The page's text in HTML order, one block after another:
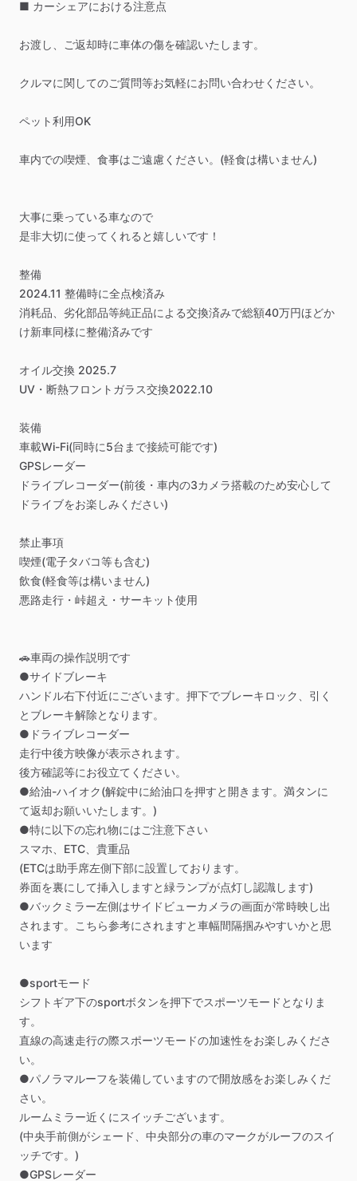
■ カーシェアにおける注意点
お渡し、ご返却時に車体の傷を確認いたします。
クルマに関してのご質問等お気軽にお問い合わせください。
ペット利用OK
車内での喫煙、食事はご遠慮ください。(軽食は構いません)
大事に乗っている車なので
是非大切に使ってくれると嬉しいです‍！
整備
2024.11 整備時に全点検済み
消耗品、劣化部品等純正品による交換済みで総額40万円ほどか
け新車同様に整備済みです
オイル交換 2025.7
UV・断熱フロントガラス交換2022.10
装備
車載Wi-Fi(同時に5台まで接続可能です)
GPSレーダー
ドライブレコーダー(前後・車内の3カメラ搭載のため安心して
ドライブをお楽しみください)
禁止事項
喫煙(電子タバコ等も含む)
飲食(軽食等は構いません)
悪路走行・峠超え・サーキット使用
🚗車両の操作説明です
●サイドブレーキ
ハンドル右下付近にございます。押下でブレーキロック、引く
とブレーキ解除となります。
●ドライブレコーダー
走行中後方映像が表示されます。
後方確認等にお役立てください。
●給油-ハイオク(解錠中に給油口を押すと開きます。満タンに
て返却お願いいたします。)
●特に以下の忘れ物にはご注意下さい
スマホ、ETC、貴重品
(ETCは助手席左側下部に設置しております。
券面を裏にして挿入しますと緑ランプが点灯し認識します)
●バックミラー左側はサイドビューカメラの画面が常時映し出
されます。こちら参考にされますと車幅間隔掴みやすいかと思
います
●sportモード
シフトギア下のsportボタンを押下でスポーツモードとなりま
す。
直線の高速走行の際スポーツモードの加速性をお楽しみくださ
い。
●パノラマルーフを装備していますので開放感をお楽しみくだ
さい。
ルームミラー近くにスイッチございます。
(中央手前側がシェード、中央部分の車のマークがルーフのスイ
ッチです。)
●GPSレーダー